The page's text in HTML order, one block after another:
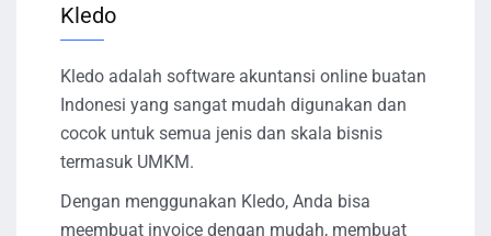
Kledo
Kledo adalah software akuntansi online buatan
Indonesi yang sangat mudah digunakan dan
cocok untuk semua jenis dan skala bisnis
termasuk UMKM.
Dengan menggunakan Kledo, Anda bisa
meembuat invoice dengan mudah, membuat